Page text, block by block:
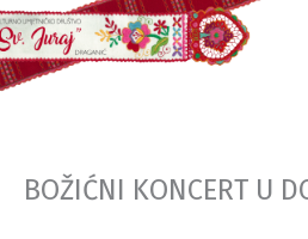
Skip
to
content
BOŽIĆNI KONCERT U